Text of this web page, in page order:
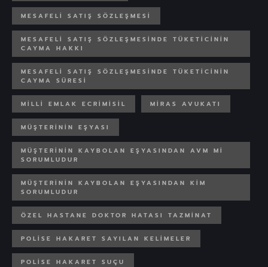
MESAFELI SATIŞ SÖZLEŞMESI
MESAFELI SATIŞ SÖZLEŞMESINDE TÜKETICININ
CAYMA HAKKI
MESAFELI SATIŞ SÖZLEŞMESINDE TÜKETICININ
CAYMA SÜRESI
MILLI EMLAK ECRIMISIL MIRAS AVUKATI
MÜŞTERININ EŞYASI
MÜŞTERININ KAYBOLAN EŞYASINDAN AVM MI
SORUMLUDUR
MÜŞTERININ KAYBOLAN EŞYASINDAN KIM
SORUMLUDUR
ÖZEL HASTANE DOKTOR HATASI TAZMINAT
POLISE HAKARET SAYILAN KELIMELER
POLISE HAKARET SUÇU